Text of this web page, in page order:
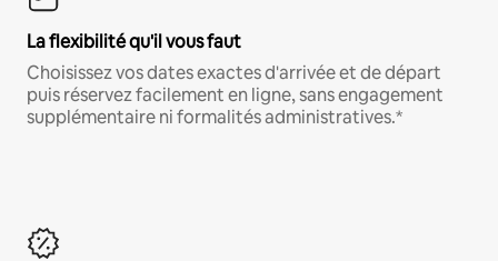
La flexibilité qu'il vous faut
Choisissez vos dates exactes d'arrivée et de départ
puis réservez facilement en ligne, sans engagement
supplémentaire ni formalités administratives.*